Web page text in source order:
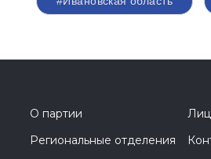
О партии
Региональные отделения